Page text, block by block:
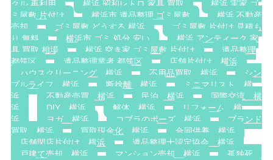
クル 再利用 横浜 昭和レトロ 家具 買取
横浜 実家 ゴ
ミ屋敷 片付け
横浜市 遺品整理 ゴミ屋敷
横浜 不動産
売却
ゴミ屋敷 どうする 横浜
ゴミ屋敷 片付け 見積も
り 無料
横浜市 ゴミ 処分 安い
横浜 アンティーク 家
具 買取 相場
横浜 空き家 ゴミ屋敷 片付け
遺品整理
都筑区
遺品整理業者 都筑区
店舗片付け 横浜
ハウスクリーニング 横浜
不用品買取 横浜
シン
プルライフ 横浜
断捨離 横浜
ミニマリスト 横
浜
不動産売買 横浜 民泊 横浜
国際交流 横
浜
DIY 横浜 解体 横浜
リフォーム 横
浜
ヨガ 横浜 コブラのポーズ 横浜
ブランド
買取 横浜
買取現金化 横浜
合同供養 横浜
店舗閉店片付け 横浜
遺品整理士認定協会 横浜
戸建て売却 横浜
マンション売却 横浜
孤独死